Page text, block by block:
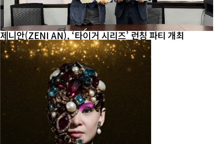
제니안(ZENI AN), ‘타이거 시리즈’ 런칭 파티 개최